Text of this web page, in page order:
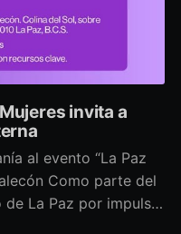
invita a
al evento “La Paz
del
La Paz por impulsar